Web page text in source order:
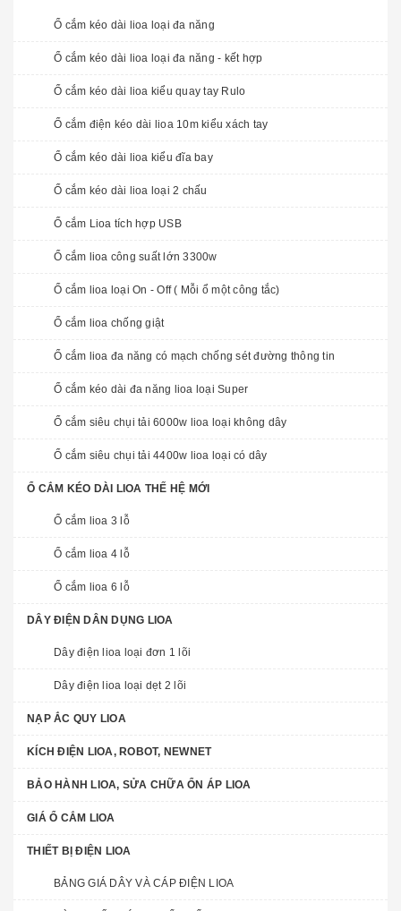
Ổ cắm kéo dài lioa loại đa năng
Ổ cắm kéo dài lioa loại đa năng - kết hợp
Ổ cắm kéo dài lioa kiểu quay tay Rulo
Ổ cắm điện kéo dài lioa 10m kiểu xách tay
Ổ cắm kéo dài lioa kiểu đĩa bay
Ổ cắm kéo dài lioa loại 2 chấu
Ổ cắm Lioa tích hợp USB
Ổ cắm lioa công suất lớn 3300w
Ổ cắm lioa loại On - Off ( Mỗi ổ một công tắc)
Ổ cắm lioa chống giật
Ổ cắm lioa đa năng có mạch chống sét đường thông tin
Ổ cắm kéo dài đa năng lioa loại Super
Ổ cắm siêu chụi tải 6000w lioa loại không dây
Ổ cắm siêu chụi tải 4400w lioa loại có dây
Ổ CẮM KÉO DÀI LIOA THẾ HỆ MỚI
Ổ cắm lioa 3 lỗ
Ổ cắm lioa 4 lỗ
Ổ cắm lioa 6 lỗ
DÂY ĐIỆN DÂN DỤNG LIOA
Dây điện lioa loại đơn 1 lõi
Dây điện lioa loại dẹt 2 lõi
NẠP ẮC QUY LIOA
KÍCH ĐIỆN LIOA, ROBOT, NEWNET
BẢO HÀNH LIOA, SỬA CHỮA ỔN ÁP LIOA
GIÁ Ổ CẮM LIOA
THIẾT BỊ ĐIỆN LIOA
BẢNG GIÁ DÂY VÀ CÁP ĐIỆN LIOA